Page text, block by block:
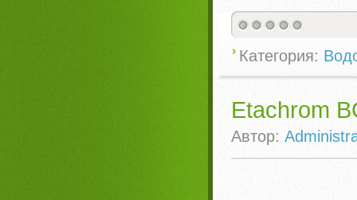
Категория:
Etachrom
Автор: